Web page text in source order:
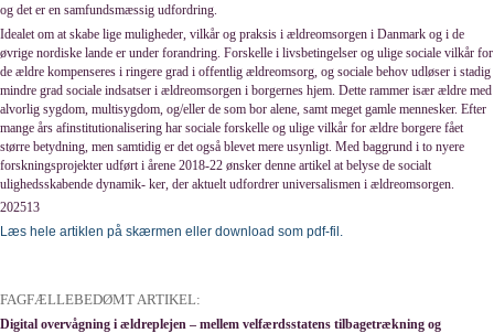
og det er en samfundsmæssig udfordring.
Idealet om at skabe lige muligheder, vilkår og praksis i ældreomsorgen i Danmark og i de
øvrige nordiske lande er under forandring. Forskelle i livsbetingelser og ulige sociale vilkår for
de ældre kompenseres i ringere grad i offentlig ældreomsorg, og sociale behov udløser i stadig
mindre grad sociale indsatser i ældreomsorgen i borgernes hjem. Dette rammer især ældre med
alvorlig sygdom, multisygdom, og/eller de som bor alene, samt meget gamle mennesker. Efter
mange års afinstitutionalisering har sociale forskelle og ulige vilkår for ældre borgere fået
større betydning, men samtidig er det også blevet mere usynligt. Med baggrund i to nyere
forskningsprojekter udført i årene 2018-22 ønsker denne artikel at belyse de socialt
ulighedsskabende dynamik- ker, der aktuelt udfordrer universalismen i ældreomsorgen.
202513
Læs hele artiklen på skærmen eller download som pdf-fil.
FAGFÆLLEBEDØMT ARTIKEL:
Digital overvågning i ældreplejen – mellem velfærdsstatens tilbagetrækning og